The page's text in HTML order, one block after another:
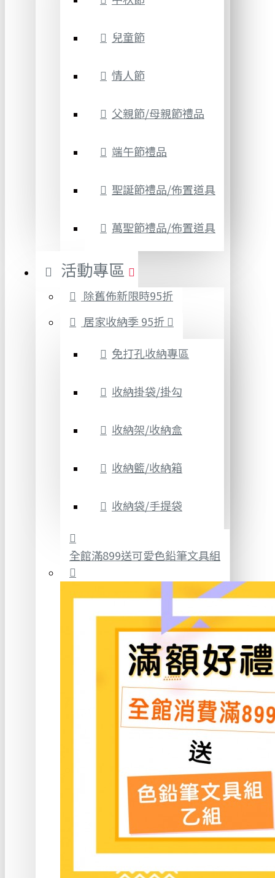
兒童節
情人節
父親節/母親節禮品
端午節禮品
聖誕節禮品/佈置道具
萬聖節禮品/佈置道具
活動專區
除舊佈新限時95折
居家收納季 95折
免打孔收納專區
收納掛袋/掛勾
收納架/收納盒
收納籃/收納箱
收納袋/手提袋
全館滿899送可愛色鉛筆文具組